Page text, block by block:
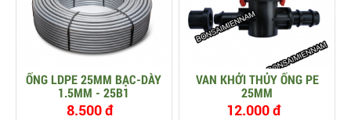
ỐNG LDPE 25MM BẠC-DÀY
1.5MM - 25B1
8.500 đ
VAN KHỞI THỦY ỐNG PE
25MM
12.000 đ